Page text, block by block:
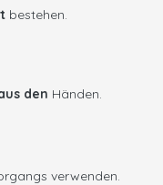
bestehen.
den Händen.
verwenden.